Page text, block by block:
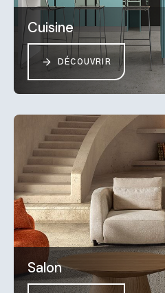
Cuisine
DÉCOUVRIR
Salon